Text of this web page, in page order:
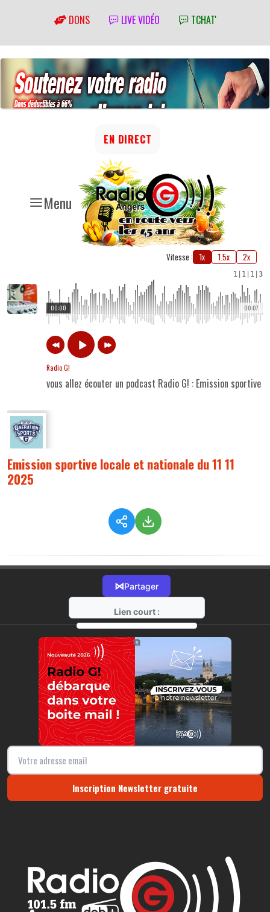
DONS LIVE VIDÉO TCHAT'
Menu
EN DIRECT
Vitesse : 1x 1.5x 2x
1 1 1 3
00:07
00:00
Radio G!
vous allez écouter un podcast Radio G! : Emission sportive
Emission sportive locale et nationale du 11 11
2025
⋈Partager
Lien court :
https://radio-g.fr?19184
⧉
Inscription Newsletter gratuite